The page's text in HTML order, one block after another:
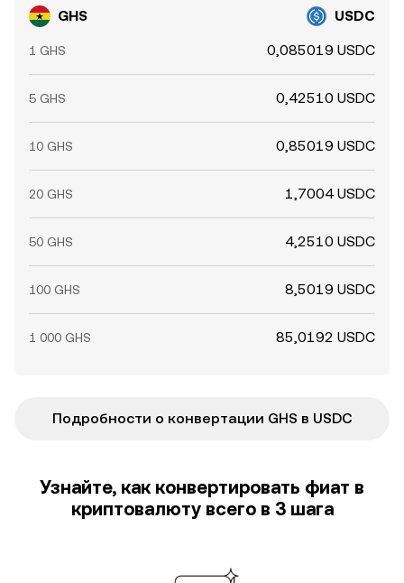
GHS USDC
1 GHS 0,085019 USDC
5 GHS 0,42510 USDC
10 GHS 0,85019 USDC
20 GHS 1,7004 USDC
50 GHS 4,2510 USDC
100 GHS 8,5019 USDC
1 000 GHS 85,0192 USDC
Подробности о конвертации GHS в USDC
Узнайте, как конвертировать фиат в
криптовалюту всего в 3 шага